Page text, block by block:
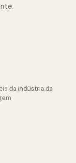
da indústria da